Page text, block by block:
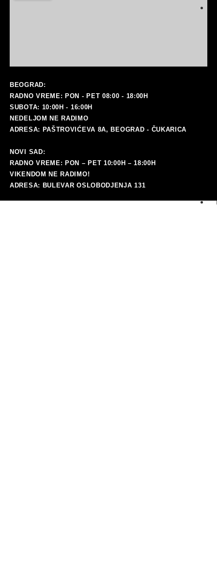
BEOGRAD:
RADNO VREME: PON - PET 08:00 - 18:00H
SUBOTA: 10:00H - 16:00H
NEDELJOM NE RADIMO
ADRESA: PAŠTROVIĆEVA 8A, BEOGRAD - ČUKARICA
NOVI SAD:
RADNO VREME: PON – PET 10:00H – 18:00H
VIKENDOM NE RADIMO!
ADRESA: BULEVAR OSLOBODJENJA 131